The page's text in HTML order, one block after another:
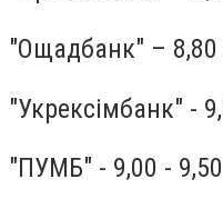
"Ощадбанк" – 8,80
"Укрексімбанк" -
"ПУМБ" - 9,00 -